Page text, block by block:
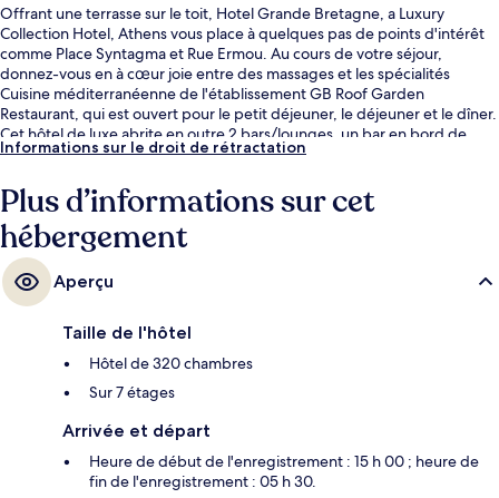
Offrant une terrasse sur le toit, Hotel Grande Bretagne, a Luxury
Collection Hotel, Athens vous place à quelques pas de points d'intérêt
comme Place Syntagma et Rue Ermou. Au cours de votre séjour,
donnez-vous en à cœur joie entre des massages et les spécialités
Cuisine méditerranéenne de l'établissement GB Roof Garden
Restaurant, qui est ouvert pour le petit déjeuner, le déjeuner et le dîner.
Cet hôtel de luxe abrite en outre 2 bars/lounges, un bar en bord de
piscine et une salle de fitness. Les autres voyageurs sont séduits par le
publics sont rapidement accessibles à pied : Station de métro Sýntagma
se situe à quelques pas et Station de métro Panépistimio, à 8 min de
marche à peine.
Informations sur le droit de rétractation
Plus d’informations sur cet
hébergement
Aperçu
Taille de l'hôtel
Hôtel de 320 chambres
Sur 7 étages
Arrivée et départ
Heure de début de l'enregistrement : 15 h 00 ; heure de
fin de l'enregistrement : 05 h 30.